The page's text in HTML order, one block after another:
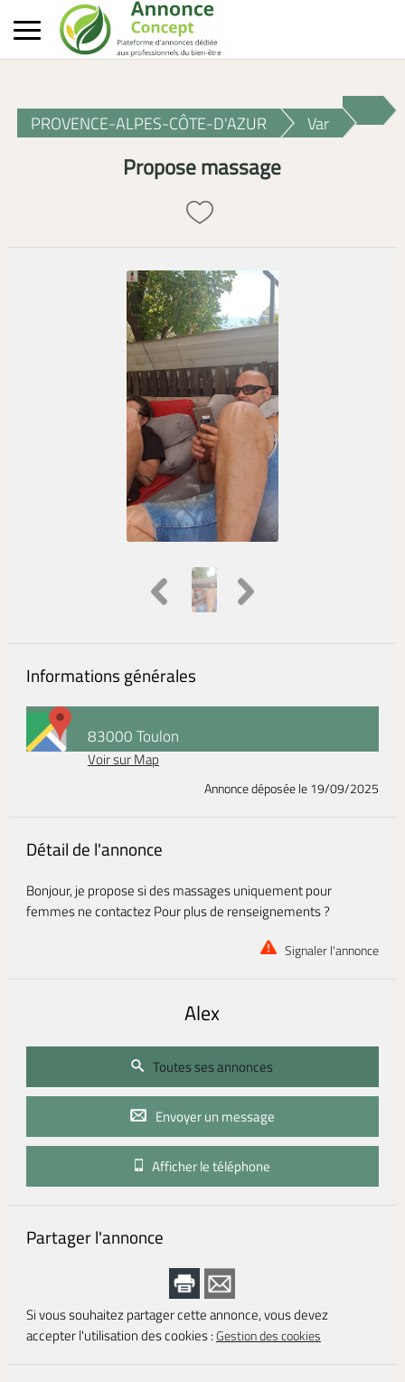
PROVENCE-ALPES-CÔTE-D'AZUR Var
Propose massage
Informations générales
83000 Toulon
Voir sur Map
Annonce déposéele 19/09/2025
Détail de l'annonce
Bonjour, je propose si des massages uniquement pour
femmes ne contactez Pour plus de renseignements ?
Signaler l'annonce
Alex
Toutes ses annonces
Envoyer un message
Afficher le téléphone
Partager l'annonce
Si vous souhaitez partager cette annonce, vous devez
accepter l'utilisation des cookies :Gestion des cookies